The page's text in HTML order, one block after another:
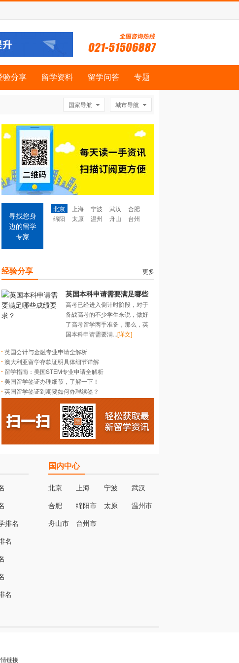
验分享 留学资料 留学问答 专题
国家导航 城市导航
寻找您身
边的留学
专家
北京 上海 宁波 武汉
合肥
绵阳
太原 温州 舟山 台州
经验分享 更多
英国本科申请需要满足哪些
成绩要求？
高考已经进入倒计时阶段，对于
备战高考的不少学生来说，做好
了高考留学两手准备，那么，英
国本科申请需要满...[详文]
英国会计与金融专业申请全解析
澳大利亚留学存款证明具体细节详解
留学指南：美国STEM专业申请全解析
美国留学签证办理细节，了解一下！
英国留学签证到期要如何办理续签？
排名
名
名
国内中心
北京 上海 宁波 武汉
合肥 绵阳市 太原 温州市
舟山市 台州市
链接